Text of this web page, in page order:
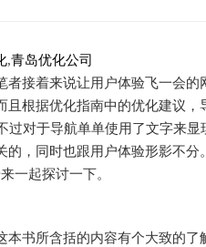
,青岛优化公司
接着来说让用户体验飞一会的
根据优化指南中的优化建议，
过对于导航单单使用了文字来显
，同时也跟用户体验形影不分
一起探讨一下。
书所含括的内容有个大致的了